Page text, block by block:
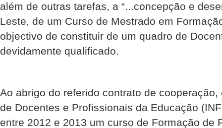
além de outras tarefas, a “...concepção e
Leste, de um Curso de Mestrado em
objectivo de constituir de um quadro de
devidamente qualificado.
Ao abrigo do referido contrato de
de Docentes e Profissionais da Educação
entre 2012 e 2013 um curso de Formação de